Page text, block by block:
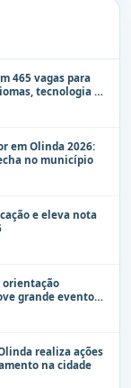
465 vagas para
tecnologia e
em Olinda 2026:
no município
e eleva nota
orientação
grande evento
contra a mulher
realiza ações
na cidade